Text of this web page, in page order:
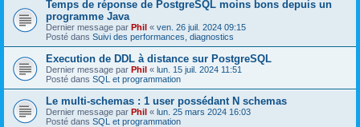
Temps de réponse de PostgreSQL moins bons depuis un
programme Java
Dernier message par Phil « ven. 26 juil. 2024 09:15
Posté dans Suivi des performances, diagnostics
Execution de DDL à distance sur PostgreSQL
Dernier message par Phil « lun. 15 juil. 2024 11:51
Posté dans SQL et programmation
Le multi-schemas : 1 user possédant N schemas
Dernier message par Phil « lun. 25 mars 2024 16:03
Posté dans SQL et programmation